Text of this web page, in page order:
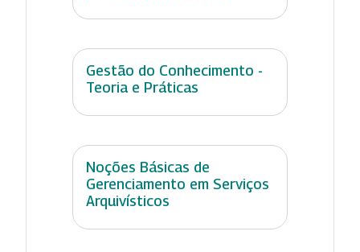
Gestão do Conhecimento -
Teoria e Práticas
Noções Básicas de
Gerenciamento em Serviços
Arquivísticos